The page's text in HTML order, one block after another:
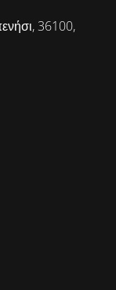
36100,